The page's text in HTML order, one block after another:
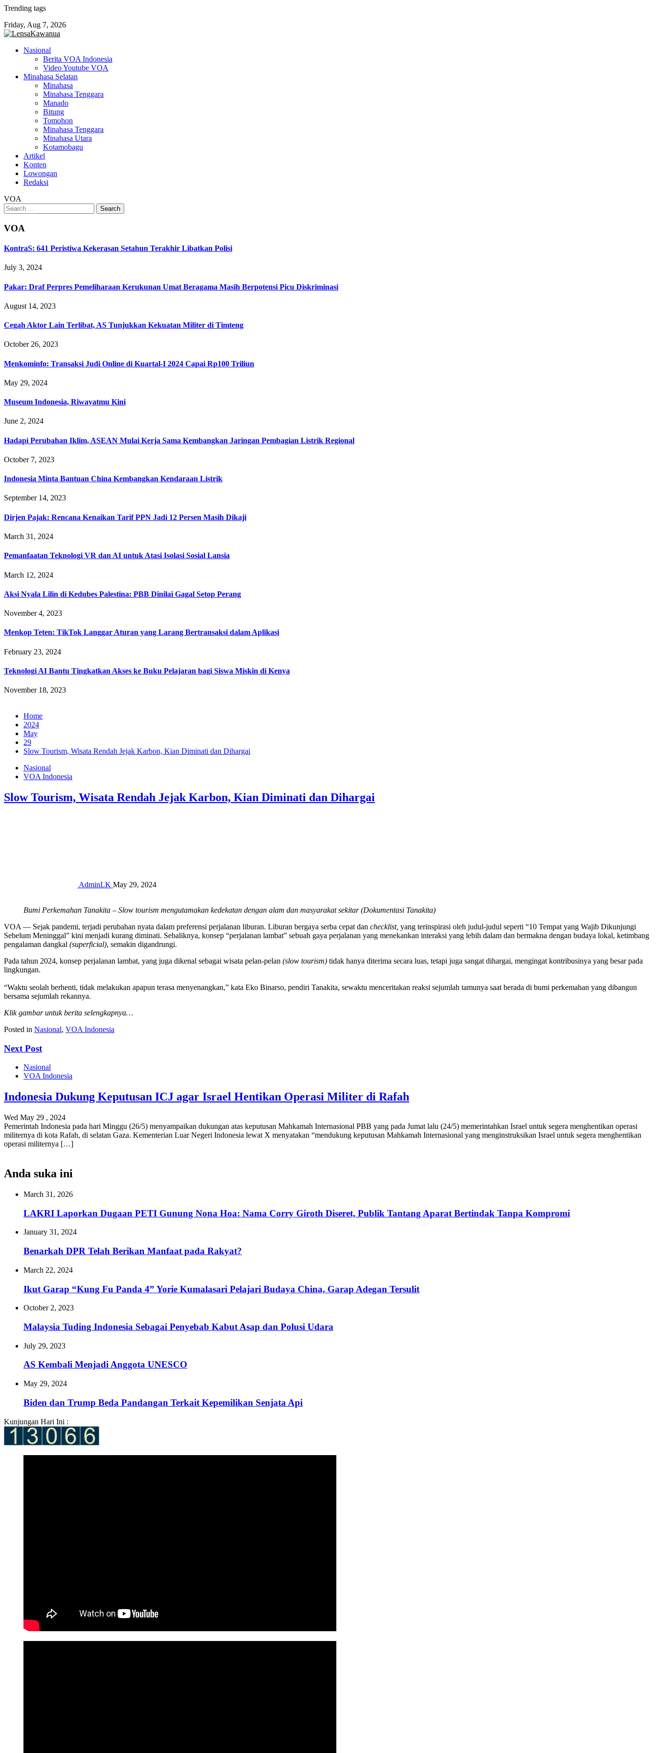
Skip
content
Trending tags
Friday, Aug 7, 2026
Nasional
Berita VOA Indonesia
Video Youtube VOA
Minahasa Selatan
Minahasa
Minahasa Tenggara
Manado
Bitung
Tomohon
Minahasa Tenggara
Minahasa Utara
Kotamobagu
Artikel
Konten
Lowongan
Redaksi
VOA
Search
for:
VOA
KontraS: 641 Peristiwa Kekerasan Setahun Terakhir Libatkan Polisi
July 3, 2024
Pakar: Draf Perpres Pemeliharaan Kerukunan Umat Beragama Masih Berpotensi Picu Diskriminasi
August 14, 2023
Cegah Aktor Lain Terlibat, AS Tunjukkan Kekuatan Militer di Timteng
October 26, 2023
Menkominfo: Transaksi Judi Online di Kuartal-I 2024 Capai Rp100 Triliun
May 29, 2024
Museum Indonesia, Riwayatmu Kini
June 2, 2024
Hadapi Perubahan Iklim, ASEAN Mulai Kerja Sama Kembangkan Jaringan Pembagian Listrik Regional
October 7, 2023
Indonesia Minta Bantuan China Kembangkan Kendaraan Listrik
September 14, 2023
Dirjen Pajak: Rencana Kenaikan Tarif PPN Jadi 12 Persen Masih Dikaji
March 31, 2024
Pemanfaatan Teknologi VR dan AI untuk Atasi Isolasi Sosial Lansia
March 12, 2024
Aksi Nyala Lilin di Kedubes Palestina: PBB Dinilai Gagal Setop Perang
November 4, 2023
Menkop Teten: TikTok Langgar Aturan yang Larang Bertransaksi dalam Aplikasi
February 23, 2024
Teknologi AI Bantu Tingkatkan Akses ke Buku Pelajaran bagi Siswa Miskin di Kenya
November 18, 2023
Home
2024
May
29
Slow Tourism, Wisata Rendah Jejak Karbon, Kian Diminati dan Dihargai
Nasional
VOA Indonesia
Slow Tourism, Wisata Rendah Jejak Karbon, Kian Diminati dan Dihargai
AdminLK May 29, 2024
Bumi Perkemahan Tanakita – Slow tourism mengutamakan kedekatan dengan alam dan masyarakat sekitar (Dokumentasi Tanakita)
VOA — Sejak pandemi, terjadi perubahan nyata dalam preferensi perjalanan liburan. Liburan bergaya serba cepat dan checklist, yang terinspirasi oleh judul-judul seperti “10 Tempat yang Wajib Dikunjungi
Sebelum Meninggal” kini menjadi kurang diminati. Sebaliknya, konsep “perjalanan lambat” sebuah gaya perjalanan yang menekankan interaksi yang lebih dalam dan bermakna dengan budaya lokal, ketimbang
pengalaman dangkal (superficial), semakin digandrungi.
Pada tahun 2024, konsep perjalanan lambat, yang juga dikenal sebagai wisata pelan-pelan (slow tourism) tidak hanya diterima secara luas, tetapi juga sangat dihargai, mengingat kontribusinya yang besar pada
lingkungan.
“Waktu seolah berhenti, tidak melakukan apapun terasa menyenangkan,” kata Eko Binarso, pendiri Tanakita, sewaktu menceritakan reaksi sejumlah tamunya saat berada di bumi perkemahan yang dibangun
bersama sejumlah rekannya.
Klik gambar untuk berita selengkapnya…
Posted in Nasional, VOA Indonesia
Next Post
Nasional
VOA Indonesia
Indonesia Dukung Keputusan ICJ agar Israel Hentikan Operasi Militer di Rafah
Wed May 29 , 2024
Pemerintah Indonesia pada hari Minggu (26/5) menyampaikan dukungan atas keputusan Mahkamah Internasional PBB yang pada Jumat lalu (24/5) memerintahkan Israel untuk segera menghentikan operasi
militernya di kota Rafah, di selatan Gaza. Kementerian Luar Negeri Indonesia lewat X menyatakan “mendukung keputusan Mahkamah Internasional yang menginstruksikan Israel untuk segera menghentikan
operasi militernya […]
Anda suka ini
March 31, 2026
LAKRI Laporkan Dugaan PETI Gunung Nona Hoa: Nama Corry Giroth Diseret, Publik Tantang Aparat Bertindak Tanpa Kompromi
January 31, 2024
Benarkah DPR Telah Berikan Manfaat pada Rakyat?
March 22, 2024
Ikut Garap “Kung Fu Panda 4” Yorie Kumalasari Pelajari Budaya China, Garap Adegan Tersulit
October 2, 2023
Malaysia Tuding Indonesia Sebagai Penyebab Kabut Asap dan Polusi Udara
July 29, 2023
AS Kembali Menjadi Anggota UNESCO
May 29, 2024
Biden dan Trump Beda Pandangan Terkait Kepemilikan Senjata Api
Kunjungan Hari Ini :